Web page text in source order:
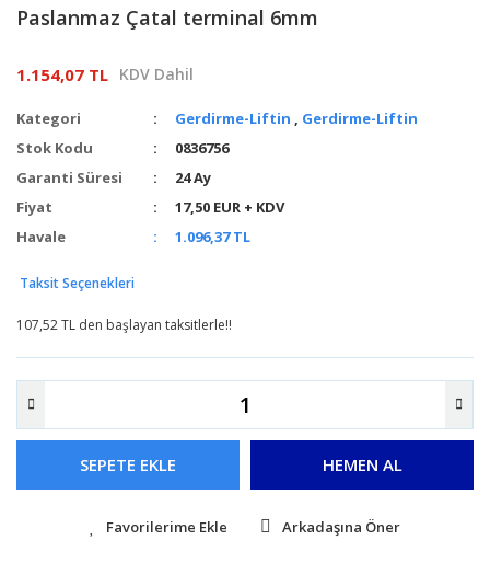
Paslanmaz Çatal terminal 6mm
1.154,07 TL KDV Dahil
Kategori Gerdirme-Liftin , Gerdirme-Liftin
Stok Kodu
0836756
Garanti Süresi
24 Ay
Fiyat
17,50 EUR + KDV
Havale
1.096,37 TL
Taksit Seçenekleri
107,52 TL den başlayan taksitlerle!!
SEPETE EKLE HEMEN AL
Arkadaşına Öner